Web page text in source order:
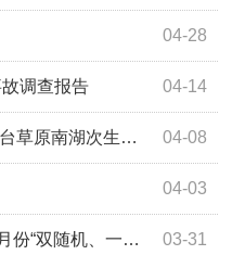
04-28
04-14
故调查报告
04-08
次生林场灭火演练
04-03
03-31
2026年4月份监督抽查计划公示